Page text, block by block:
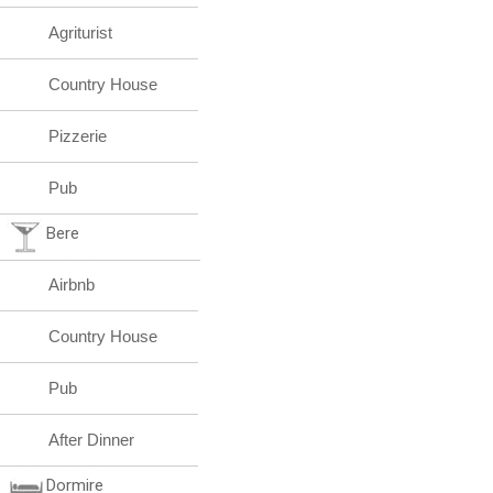
Agriturist
Country House
Pizzerie
Pub
Bere
Airbnb
Country House
Pub
After Dinner
Dormire